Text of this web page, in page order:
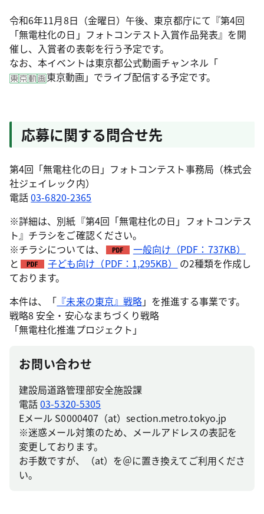
令和6年11月8日（金曜日）午後、東京都庁にて『第4回
「無電柱化の日」フォトコンテスト入賞作品発表』を開
催し、入賞者の表彰を行う予定です。
なお、本イベントは東京都公式動画チャンネル「
東京動画」でライブ配信する予定です。
応募に関する問合せ先
第4回「無電柱化の日」フォトコンテスト事務局（株式会
社ジェイレック内）
電話03-6820-2365
※詳細は、別紙『第4回「無電柱化の日」フォトコンテス
ト』チラシをご確認ください。
※チラシについては、
一般向け（PDF：737KB）
と
子ども向け（PDF：1,295KB）
の2種類を作成し
ております。
本件は、「 『未来の東京』戦略」を推進する事業です。
戦略8 安全・安心なまちづくり戦略
「無電柱化推進プロジェクト」
お問い合わせ
建設局道路管理部安全施設課
電話03-5320-5305
Eメール S0000407（at）section.metro.tokyo.jp
※迷惑メール対策のため、メールアドレスの表記を
変更しております。
お手数ですが、（at）を＠に置き換えてご利用くださ
い。